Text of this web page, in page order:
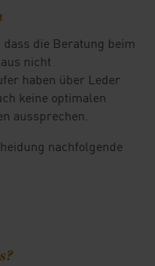
die Beratung beim
nicht
haben über Leder
keine optimalen
aussprechen.
nachfolgende